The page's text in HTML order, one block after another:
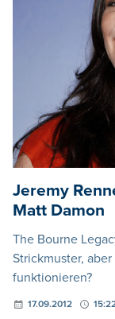
Jeremy
Matt Damon
The Bourne
Strickmuster,
funktionieren?
17.09.2012